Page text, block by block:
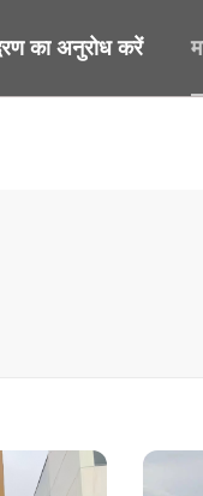
का अनुरोध करें